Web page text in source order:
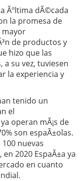
Ãºltima dÃ©cada
la promesa de
mayor
de productos y
hizo que las
su vez, tuviesen
la experiencia y
tenido un
el
operan mÃ¡s de
son espaÃ±olas.
100 nuevas
2020 EspaÃ±a ya
en cuanto